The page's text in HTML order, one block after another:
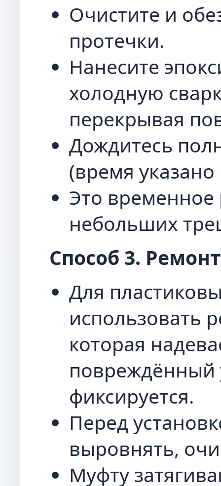
Очистите и
протечки.
Нанесите
холодную
перекрывая
Дождитесь
(время указано
Это
небольших
Способ 3.
Для
использовать
которая
повреждённый
фиксируется.
Перед
выровнять,
Муфту